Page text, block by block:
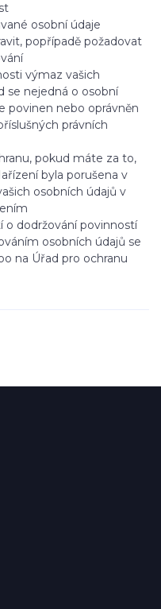
osobní údaje
popřípadě požadovat
výmaz vašich
se nejedná o osobní
povinen nebo oprávněn
právních
pokud máte za to,
byla porušena v
osobních údajů v
o dodržování povinností
osobních údajů se
na Úřad pro ochranu